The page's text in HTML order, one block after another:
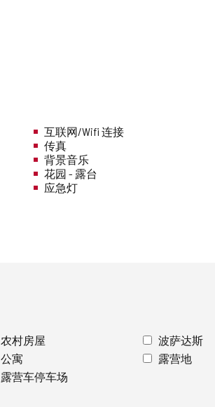
互联网/Wifi 连接
传真
背景音乐
花园 - 露台
应急灯
农村房屋 波萨达斯
公寓 露营地
露营车停车场